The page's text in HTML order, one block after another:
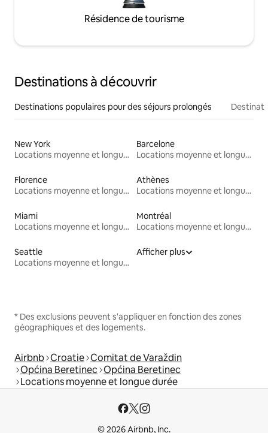
Résidence de tourisme
Destinations à découvrir
Destinations populaires pour des séjours prolongés
New York
Locations moyenne et longue durée
Barcelone
Locations moyenne et longue durée
Florence
Locations moyenne et longue durée
Athènes
Locations moyenne et longue durée
Miami
Locations moyenne et longue durée
Montréal
Locations moyenne et longue durée
Seattle
Locations moyenne et longue durée
Afficher plus
* Des exclusions peuvent s'appliquer en fonction des zones
géographiques et des logements.
Airbnb Croatie Comitat de Varaždin
Općina Beretinec Općina Beretinec
Locations moyenne et longue durée
© 2026 Airbnb, Inc.